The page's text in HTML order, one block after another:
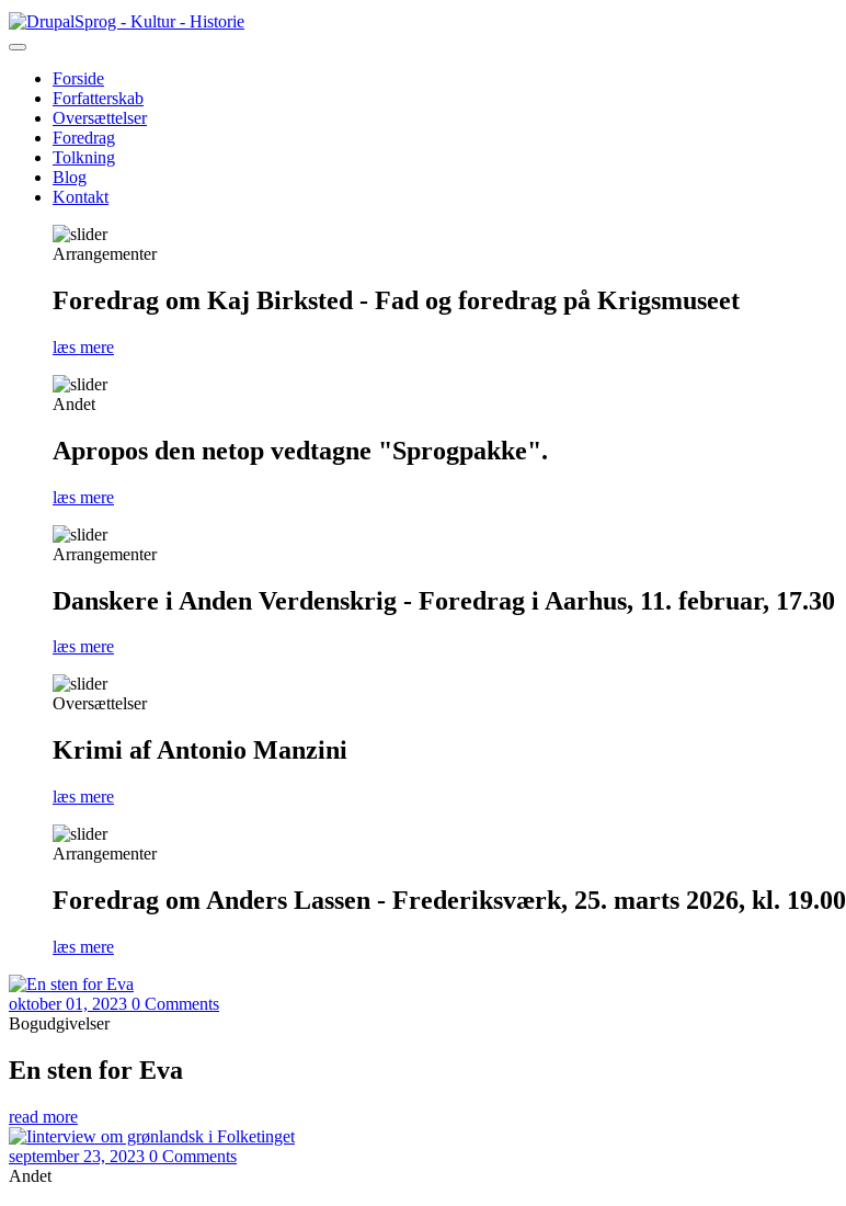
Gå
til
Sprog - Kultur - Historie
Primær
navigation
Forside
Forfatterskab
Oversættelser
Foredrag
Tolkning
Blog
Kontakt
Arrangementer
Foredrag om Kaj Birksted - Fad og foredrag på Krigsmuseet
læs mere
Andet
Apropos den netop vedtagne "Sprogpakke".
læs mere
Arrangementer
Danskere i Anden Verdenskrig - Foredrag i Aarhus, 11. februar, 17.30
læs mere
Oversættelser
Krimi af Antonio Manzini
læs mere
Arrangementer
Foredrag om Anders Lassen - Frederiksværk, 25. marts 2026, kl. 19.00
læs mere
oktober 01, 2023 0 Comments
Bogudgivelser
En sten for Eva
read more
september 23, 2023 0 Comments
Andet